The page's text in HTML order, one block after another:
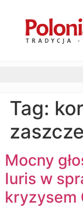
Tag:
Mocny
Iuris w
kryzysem